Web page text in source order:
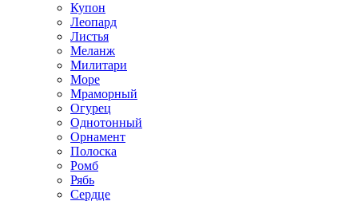
Купон
Леопард
Листья
Меланж
Милитари
Море
Мраморный
Огурец
Однотонный
Орнамент
Полоска
Ромб
Рябь
Сердце